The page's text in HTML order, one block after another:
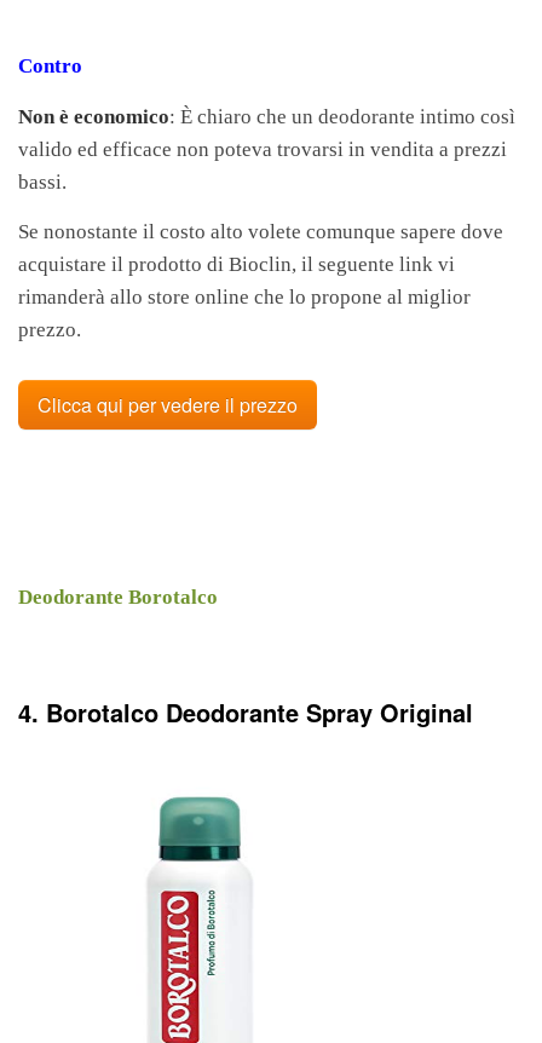
Contro
Non è economico: È chiaro che un deodorante intimo così
valido ed efficace non poteva trovarsi in vendita a prezzi
bassi.
Se nonostante il costo alto volete comunque sapere dove
acquistare il prodotto di Bioclin, il seguente link vi
rimanderà allo store online che lo propone al miglior
prezzo.
Clicca qui per vedere il prezzo
Deodorante Borotalco
4. Borotalco Deodorante Spray Original